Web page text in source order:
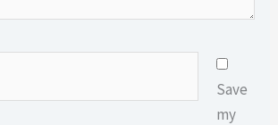
Save
my